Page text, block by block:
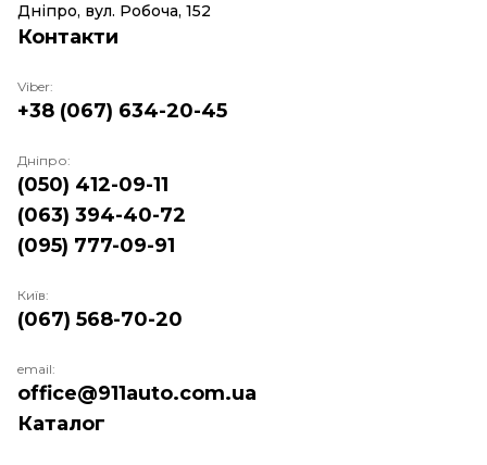
Дніпро, вул. Робоча, 152
Каталог
Контакти
Viber:
+38 (067) 634-20-45
Дніпро:
(050) 412-09-11
(063) 394-40-72
(095) 777-09-91
Київ:
(067) 568-70-20
email:
office@911auto.com.ua